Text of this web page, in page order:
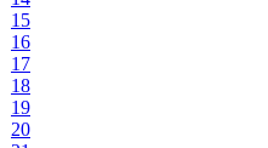
15
16
17
18
19
20